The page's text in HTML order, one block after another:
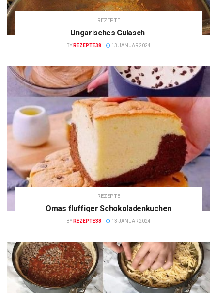
REZEPTE
Ungarisches Gulasch
BY REZEPTE38 13 JANUAR 2024
REZEPTE
Omas fluffiger Schokoladenkuchen
BY REZEPTE38 13 JANUAR 2024